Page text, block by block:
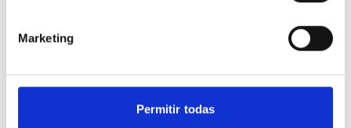
Marketing
Permitir todas